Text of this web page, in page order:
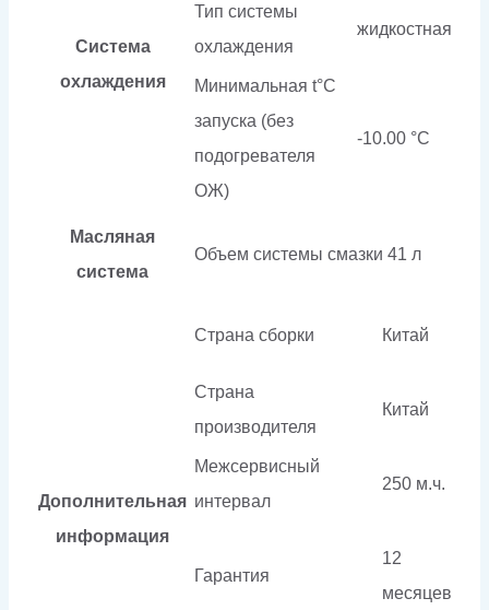
Система
охлаждения
Тип системы
охлаждения
жидкостная
Минимальная t°С
запуска (без
подогревателя
ОЖ)
-10.00 °С
Масляная
система
Объем системы смазки 41 л
Дополнительная
информация
Страна сборки Китай
Страна
производителя
Китай
Межсервисный
интервал
250 м.ч.
Гарантия
12
месяцев